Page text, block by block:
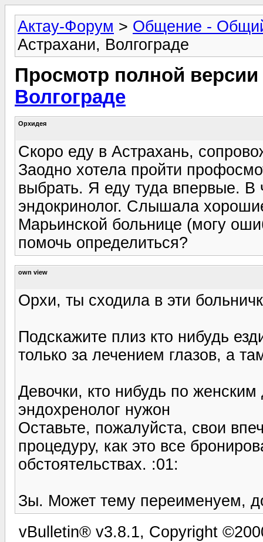
Актау-Форум > Общение -
Астрахани, Волгограде
Просмотр полной
Волгограде
Орхидея
Скоро еду в Астрахань,
Заодно хотела пройти
выбрать. Я еду туда впервые. В
эндокринолог. Слышала
Марьинской больнице (могу
помочь определиться?
own view
Орхи, ты сходила в эти
Подскажите плиз кто нибудь
только за лечением глазов, а
Девочки, кто нибудь по
эндохренолог нужон
Оставьте, пожалуйста, свои
процедуру, как это все
обстоятельствах. :01:
Зы. Может тему переименуем,
vBulletin® v3.8.1, Copyright